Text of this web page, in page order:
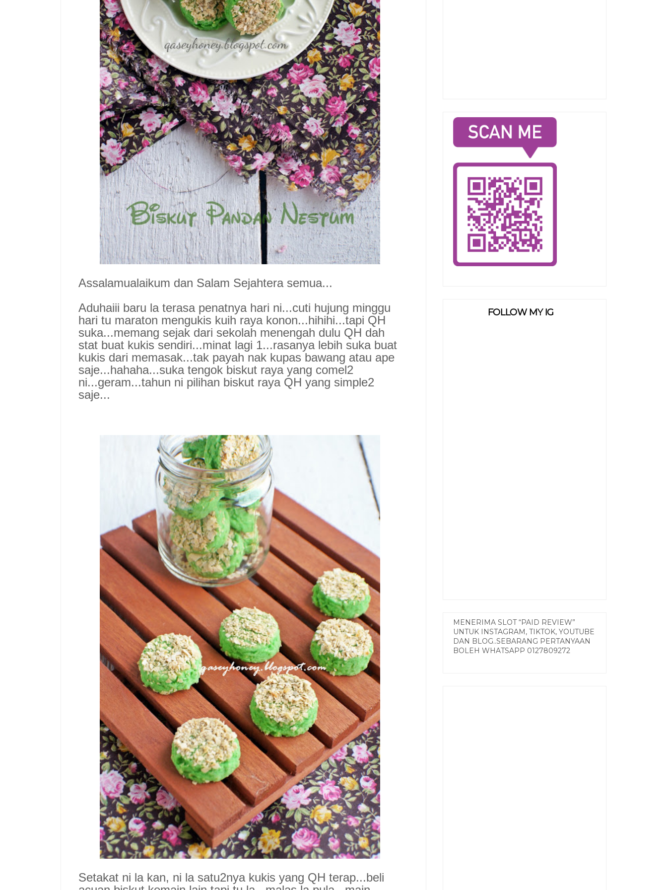
Assalamualaikum dan Salam Sejahtera semua...
Aduhaiii baru la terasa penatnya hari ni...cuti hujung minggu
hari tu maraton mengukis kuih raya konon...hihihi...tapi QH
suka...memang sejak dari sekolah menengah dulu QH dah
stat buat kukis sendiri...minat lagi 1...rasanya lebih suka buat
kukis dari memasak...tak payah nak kupas bawang atau ape
saje...hahaha...suka tengok biskut raya yang comel2
ni...geram...tahun ni pilihan biskut raya QH yang simple2
saje...
Setakat ni la kan, ni la satu2nya kukis yang QH terap...beli
FOLLOW MY IG
MENERIMA SLOT “PAID REVIEW”
UNTUK INSTAGRAM, TIKTOK, YOUTUBE
DAN BLOG..SEBARANG PERTANYAAN
BOLEH WHATSAPP 0127809272